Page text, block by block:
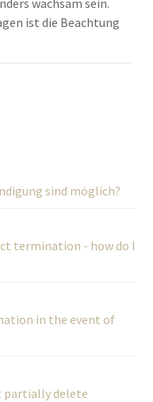
wachsam sein.
ist die Beachtung
sind möglich?
termination - how do I
in the event of
partially delete